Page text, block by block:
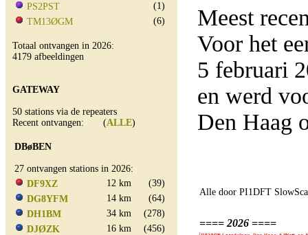
PS2PST
(1)
TM13ØGM
(6)
Totaal ontvangen in 2026:
4179 afbeeldingen
GATEWAY
50 stations via de repeaters
Recent ontvangen: (ALLE)
DBøBEN
27 ontvangen stations in 2026:
DF9XZ
12 km
(39)
DG8YFM
14 km
(64)
DH1BM
34 km
(278)
DJØZK
16 km
(456)
Meest
Voor het
5 februari
en werd
Den Haag
Alle door PI1DFT
==== 2026 ====